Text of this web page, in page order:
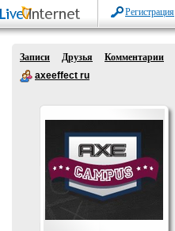
Регистрация
Записи Друзья
Комментарии
axeeffect ru